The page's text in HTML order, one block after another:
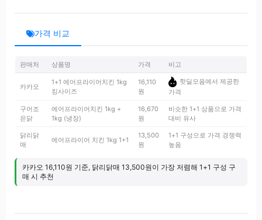
가격 비교
판매처 상품명 가격 비고
카카오
1+1 에어프라이어치킨 1kg
킹사이즈
16,110
원
핫딜모음에서 제공한
가격
구어조
은닭
에어프라이어치킨 1kg +
1kg (냉장)
16,670
원
비슷한 1+1 상품으로 가격
대비 유사
닭리닭
매
에어프라이어 치킨 1kg 1+1
13,500
원
1+1 구성으로 가격 경쟁력
높음
카카오 16,110원 기준, 닭리닭매 13,500원이 가장 저렴해 1+1 구성 구
매 시 추천